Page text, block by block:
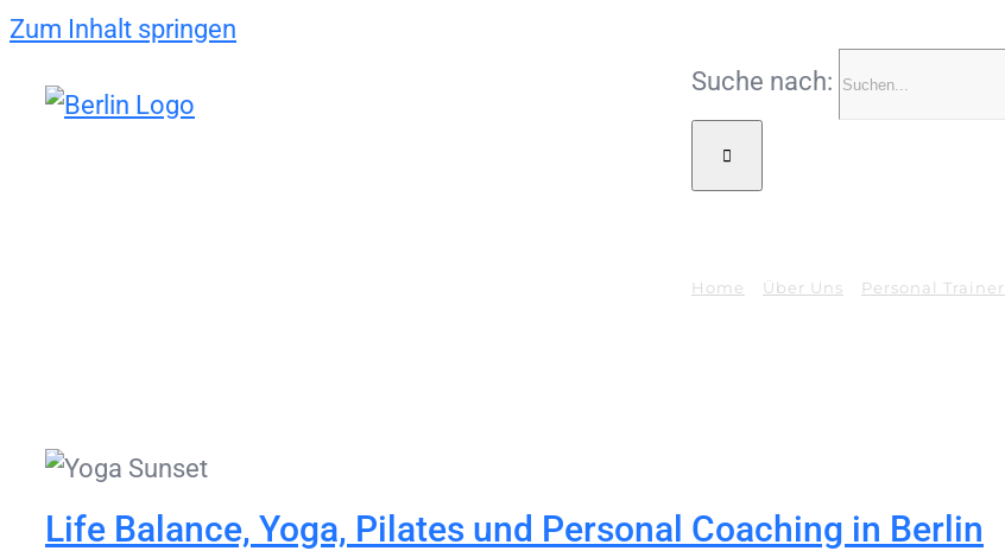
Zum Inhalt springen
Suche nach:
Home Über Uns Personal Trainer
Life Balance, Yoga, Pilates und Personal Coaching in Berlin